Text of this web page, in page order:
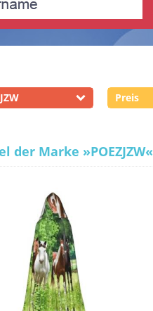
Preis
der Marke »POEZJZW«